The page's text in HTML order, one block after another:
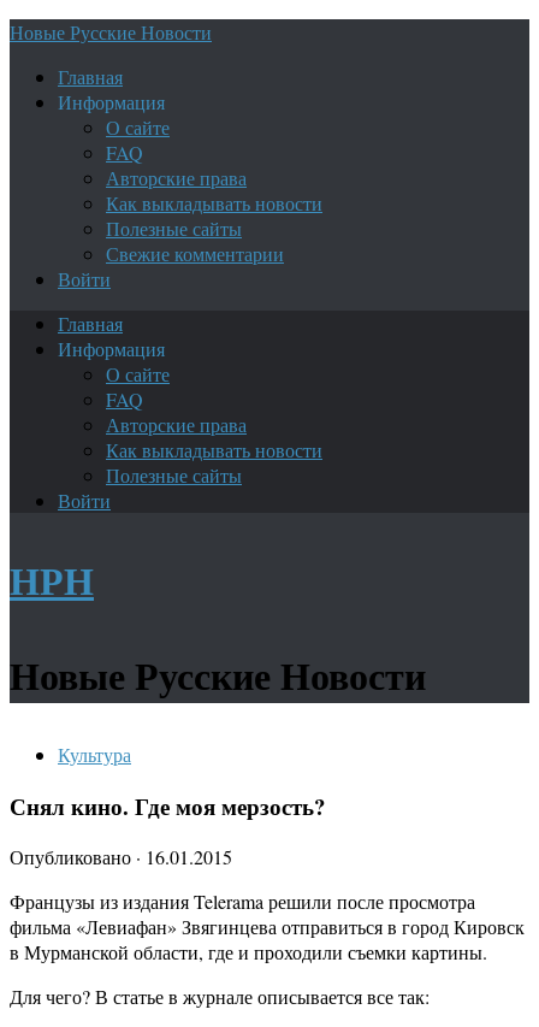
Новые Русские Новости
Главная
Информация
О сайте
FAQ
Авторские права
Как выкладывать новости
Полезные сайты
Свежие комментарии
Войти
Главная
Информация
О сайте
FAQ
Авторские права
Как выкладывать новости
Полезные сайты
Войти
НРН
Новые Русские Новости
Культура
Снял кино. Где моя мерзость?
Опубликовано · 16.01.2015
Французы из издания Telerama решили после просмотра
фильма «Левиафан» Звягинцева отправиться в город Кировск
в Мурманской области, где и проходили съемки картины.
Для чего? В статье в журнале описывается все так: